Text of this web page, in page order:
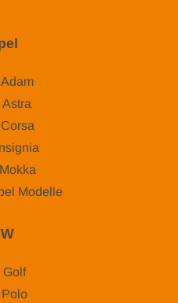
Modelle
Golf